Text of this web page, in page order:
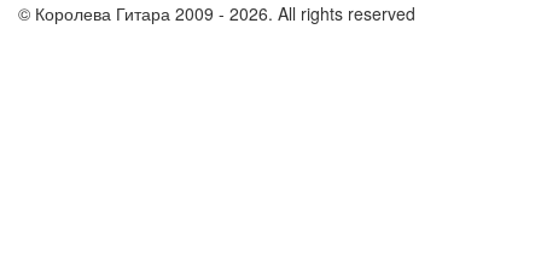
© Королева Гитара 2009 - 2026. All rights reserved